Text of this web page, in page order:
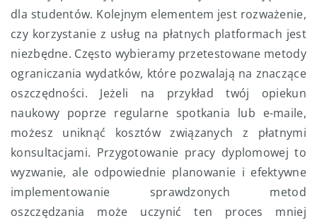
dla studentów. Kolejnym elementem jest rozważenie,
czy korzystanie z usług na płatnych platformach jest
niezbędne. Często wybieramy przetestowane metody
ograniczania wydatków, które pozwalają na znaczące
oszczędności. Jeżeli na przykład twój opiekun
naukowy poprze regularne spotkania lub e-maile,
możesz uniknąć kosztów związanych z płatnymi
konsultacjami. Przygotowanie pracy dyplomowej to
wyzwanie, ale odpowiednie planowanie i efektywne
implementowanie sprawdzonych metod
oszczędzania może uczynić ten proces mniej